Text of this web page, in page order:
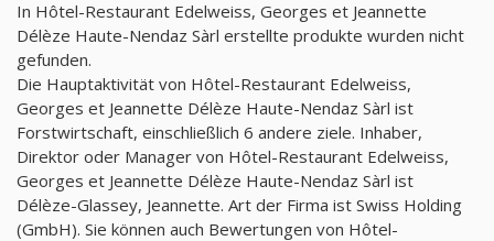
In Hôtel-Restaurant Edelweiss, Georges et Jeannette
Délèze Haute-Nendaz Sàrl erstellte produkte wurden nicht
gefunden.
Die Hauptaktivität von Hôtel-Restaurant Edelweiss,
Georges et Jeannette Délèze Haute-Nendaz Sàrl ist
Forstwirtschaft, einschließlich 6 andere ziele. Inhaber,
Direktor oder Manager von Hôtel-Restaurant Edelweiss,
Georges et Jeannette Délèze Haute-Nendaz Sàrl ist
Délèze-Glassey, Jeannette. Art der Firma ist Swiss Holding
(GmbH). Sie können auch Bewertungen von Hôtel-